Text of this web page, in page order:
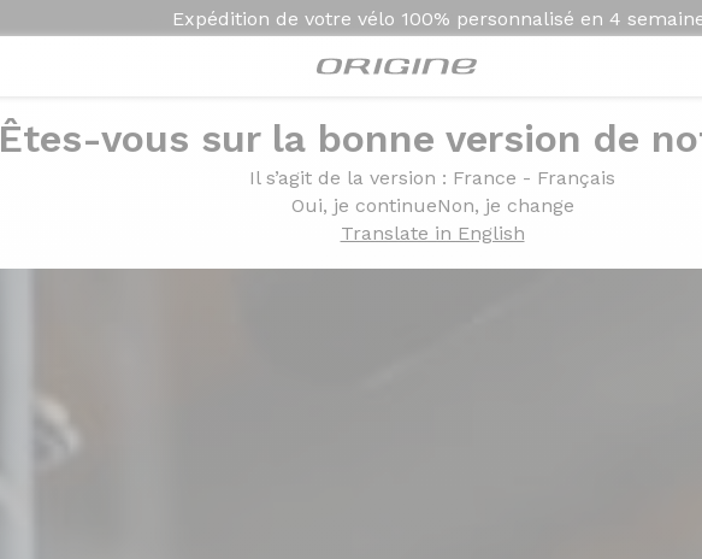
Expédition de votre vélo 100% personnalisé en 4
Êtes-vous sur la bonne version de
Il s’agit de la version : France - Français
Oui, je continueNon, je change
Translate in English